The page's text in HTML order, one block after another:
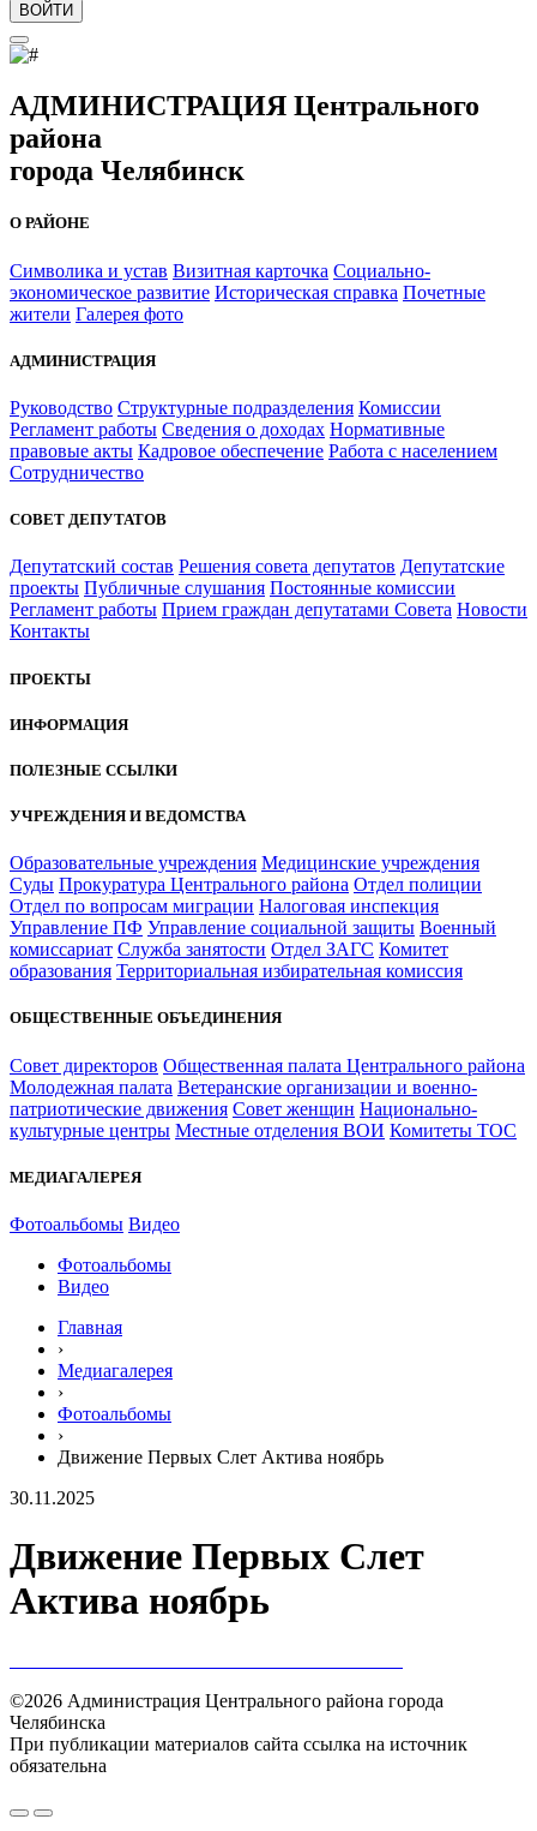
ВОЙТИ
АДМИНИСТРАЦИЯ Центрального
района
города Челябинск
О РАЙОНЕ
Символика и устав Визитная карточка Социально-
экономическое развитие Историческая справка Почетные
жители Галерея фото
АДМИНИСТРАЦИЯ
Руководство Структурные подразделения Комиссии
Регламент работы Сведения о доходах Нормативные
правовые акты Кадровое обеспечение Работа с населением
Сотрудничество
СОВЕТ ДЕПУТАТОВ
Депутатский состав Решения совета депутатов Депутатские
проекты Публичные слушания Постоянные комиссии
Регламент работы Прием граждан депутатами Совета Новости
Контакты
ПРОЕКТЫ
ИНФОРМАЦИЯ
ПОЛЕЗНЫЕ ССЫЛКИ
УЧРЕЖДЕНИЯ И ВЕДОМСТВА
Образовательные учреждения Медицинские учреждения
Суды Прокуратура Центрального района Отдел полиции
Отдел по вопросам миграции Налоговая инспекция
Управление ПФ Управление социальной защиты Военный
комиссариат Служба занятости Отдел ЗАГС Комитет
образования Территориальная избирательная комиссия
ОБЩЕСТВЕННЫЕ ОБЪЕДИНЕНИЯ
Совет директоров Общественная палата Центрального района
Молодежная палата Ветеранские организации и военно-
патриотические движения Совет женщин Национально-
культурные центры Местные отделения ВОИ Комитеты ТОС
МЕДИАГАЛЕРЕЯ
Фотоальбомы Видео
Фотоальбомы
Видео
Главная
›
Медиагалерея
›
Фотоальбомы
›
Движение Первых Слет Актива ноябрь
30.11.2025
Движение Первых Слет
Актива ноябрь
©2026 Администрация Центрального района города
Челябинска
При публикации материалов сайта ссылка на источник
обязательна